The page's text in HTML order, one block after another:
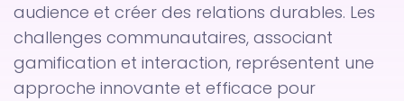
audience et créer des relations durables. Les
challenges communautaires, associant
gamification et interaction, représentent une
approche innovante et efficace pour